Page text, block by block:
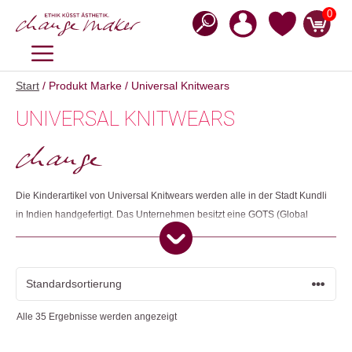
Inhalt
0
MENÜ
Start / Produkt Marke / Universal Knitwears
UNIVERSAL KNITWEARS
Die Kinderartikel von Universal Knitwears werden alle in der Stadt Kundli
in Indien handgefertigt. Das Unternehmen besitzt eine GOTS (Global
Organic Textile Standard) Zertifizierung. Neben dem Anbau der Rohstoffe
deckt der GOTS auch alle weiteren Schritte der Verarbeitung, der
Herstellung und des Handels von Bio-Textilien ab. Sämtliche Bereiche
müssen nach strengen ökologischen und sozialen Kriterien zertifiziert
Alle 35 Ergebnisse werden angezeigt